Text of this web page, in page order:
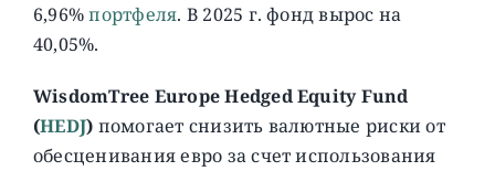
6,96%портфеля. В 2025 г. фонд вырос на
40,05%.
WisdomTree Europe Hedged Equity Fund
(HEDJ) помогает снизить валютные риски от
обесценивания евро за счет использования